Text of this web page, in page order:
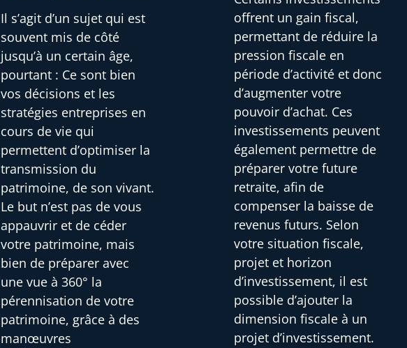
Il s’agit d’un sujet qui est
souvent mis de côté
jusqu’à un certain âge,
pourtant : Ce sont bien
vos décisions et les
stratégies entreprises en
cours de vie qui
permettent d’optimiser la
transmission du
patrimoine, de son vivant.
Le but n’est pas de vous
appauvrir et de céder
votre patrimoine, mais
bien de préparer avec
une vue à 360° la
pérennisation de votre
patrimoine, grâce à des
manœuvres
offrent un gain fiscal,
permettant de réduire la
pression fiscale en
période d’activité et donc
d’augmenter votre
pouvoir d’achat. Ces
investissements peuvent
également permettre de
préparer votre future
retraite, afin de
compenser la baisse de
revenus futurs. Selon
votre situation fiscale,
projet et horizon
d’investissement, il est
possible d’ajouter la
dimension fiscale à un
projet d’investissement.